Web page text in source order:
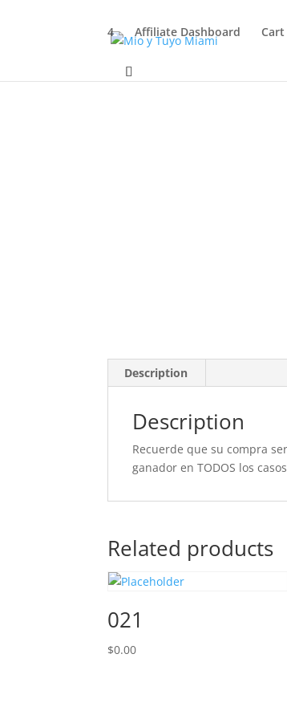
4 Affiliate Dashboard Cart
Description
Description
Recuerde que su compra
ganador en TODOS los
Related products
021
$0.00